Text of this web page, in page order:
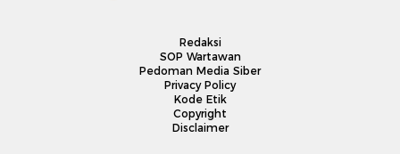
Redaksi
SOP Wartawan
Pedoman Media Siber
Privacy Policy
Kode Etik
Copyright
Disclaimer